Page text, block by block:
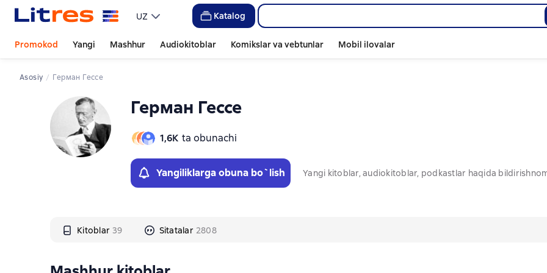
UZ Katalog
Promokod Yangi Mashhur Audiokitoblar Komikslar va vebtunlar Mobil ilovalar
Asosiy Герман Гессе
Герман Гессе
1,6К ta obunachi
Yangiliklarga obuna bo`lish Yangi kitoblar, audiokitoblar, podkastlar haqida
Kitoblar 39 Sitatalar 2808
Слайдер с книгами
Слайдер с книгами